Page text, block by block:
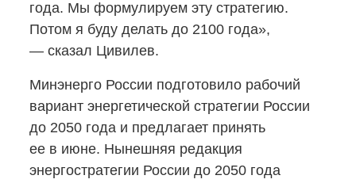
года. Мы формулируем эту стратегию.
Потом я буду делать до 2100 года»,
— сказал Цивилев.
Минэнерго России подготовило рабочий
вариант энергетической стратегии России
до 2050 года и предлагает принять
ее в июне. Нынешняя редакция
энергостратегии России до 2050 года